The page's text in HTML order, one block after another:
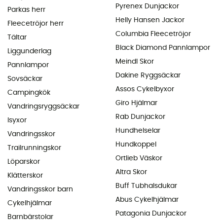
Parkas herr
Fleecetröjor herr
Tältar
Liggunderlag
Pannlampor
Sovsäckar
Campingkök
Vandringsryggsäckar
Isyxor
Vandringsskor
Trailrunningskor
Löparskor
Klätterskor
Vandringsskor barn
Cykelhjälmar
Barnbärstolar
Pyrenex Dunjackor
Helly Hansen Jackor
Columbia Fleecetröjor
Black Diamond Pannlampor
Meindl Skor
Dakine Ryggsäckar
Assos Cykelbyxor
Giro Hjälmar
Rab Dunjackor
Hundhelselar
Hundkoppel
Ortlieb Väskor
Altra Skor
Buff Tubhalsdukar
Abus Cykelhjälmar
Patagonia Dunjackor